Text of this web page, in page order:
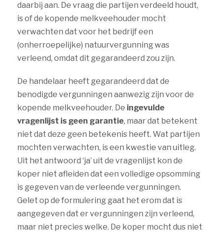
daarbij aan. De vraag die partijen verdeeld houdt,
is of de kopende melkveehouder mocht
verwachten dat voor het bedrijf een
(onherroepelijke) natuurvergunning was
verleend, omdat dit gegarandeerd zou zijn.
De handelaar heeft gegarandeerd dat de
benodigde vergunningen aanwezig zijn voor de
kopende melkveehouder. De ingevulde
vragenlijst is geen garantie, maar dat betekent
niet dat deze geen betekenis heeft. Wat partijen
mochten verwachten, is een kwestie van uitleg.
Uit het antwoord ‘ja’ uit de vragenlijst kon de
koper niet afleiden dat een volledige opsomming
is gegeven van de verleende vergunningen.
Gelet op de formulering gaat het erom dat is
aangegeven dat er vergunningen zijn verleend,
maar niet precies welke. De koper mocht dus niet